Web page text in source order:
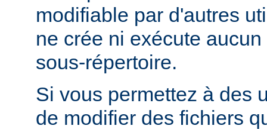
modifiable par d'autres
ne crée ni exécute
sous-répertoire.
Si vous permettez à des
de modifier des fichiers